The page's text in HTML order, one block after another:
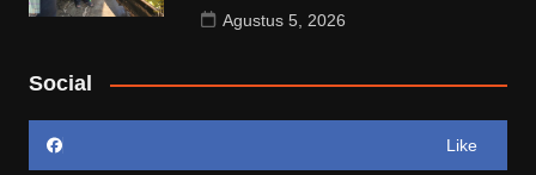
Agustus 5, 2026
Social
Like